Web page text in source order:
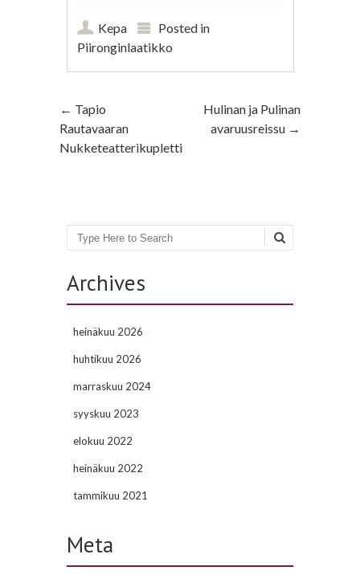
Kepa
Posted in
Piironginlaatikko
Post navigation
← Tapio
Rautavaaran
Nukketeatterikupletti
Hulinan ja Pulinan
avaruusreissu →
Search
Archives
heinäkuu 2026
huhtikuu 2026
marraskuu 2024
syyskuu 2023
elokuu 2022
heinäkuu 2022
tammikuu 2021
Meta